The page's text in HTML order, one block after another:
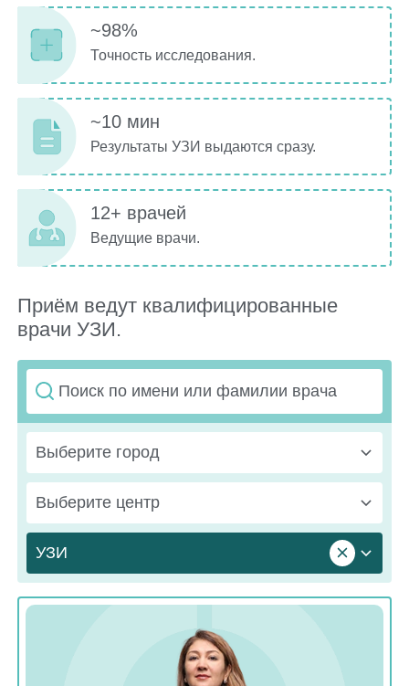
~98%
Точность исследования.
~10 мин
Результаты УЗИ выдаются сразу.
12+ врачей
Ведущие врачи.
Приём ведут квалифицированные
врачи УЗИ.
Выберите город
Выберите центр
УЗИ